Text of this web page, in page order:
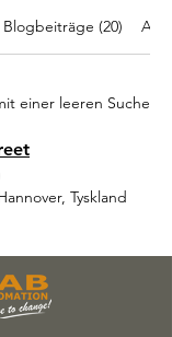
Blogbeiträge (20)
einer leeren Suche
Tyskland